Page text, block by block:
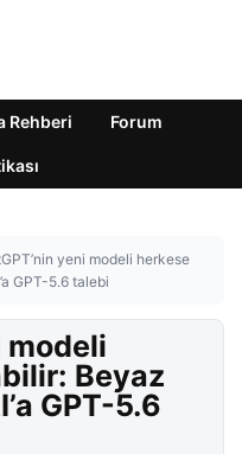
Rehberi Forum
yeni modeli herkese
GPT-5.6 talebi
modeli
Beyaz
GPT-5.6